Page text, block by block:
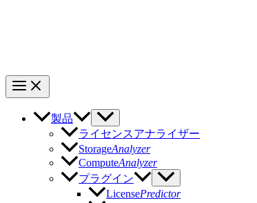
製品
ライセンスアナライザー
StorageAnalyzer
ComputeAnalyzer
プラグイン
LicensePredictor